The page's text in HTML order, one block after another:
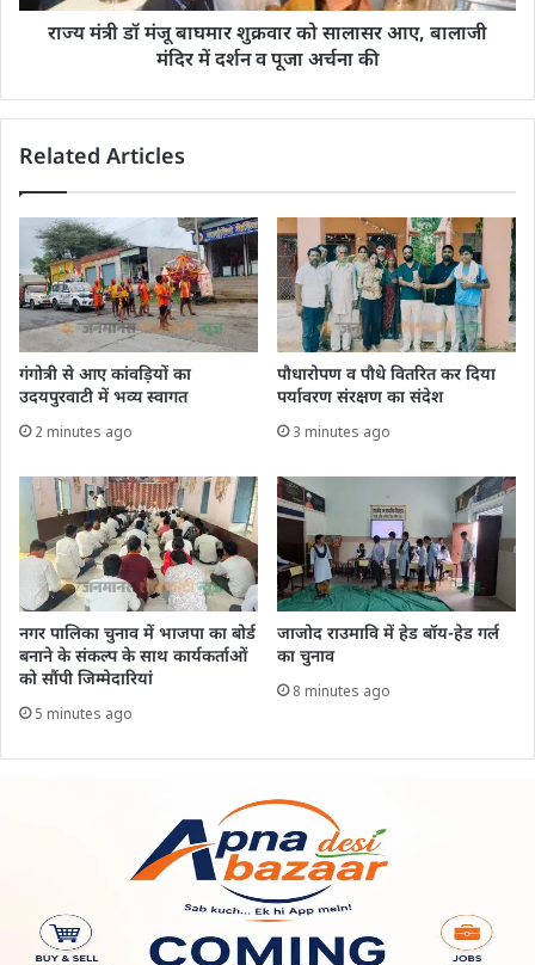
राज्य मंत्री डॉ मंजू बाघमार शुक्रवार को सालासर आए, बालाजी
मंदिर में दर्शन व पूजा अर्चना की
Related Articles
गंगोत्री से आए कांवड़ियों का
उदयपुरवाटी में भव्य स्वागत
2 minutes ago
पौधारोपण व पौधे वितरित कर दिया
पर्यावरण संरक्षण का संदेश
3 minutes ago
नगर पालिका चुनाव में भाजपा का बोर्ड
बनाने के संकल्प के साथ कार्यकर्ताओं
को सौंपी जिम्मेदारियां
5 minutes ago
जाजोद राउमावि में हेड बॉय-हेड गर्ल
का चुनाव
8 minutes ago